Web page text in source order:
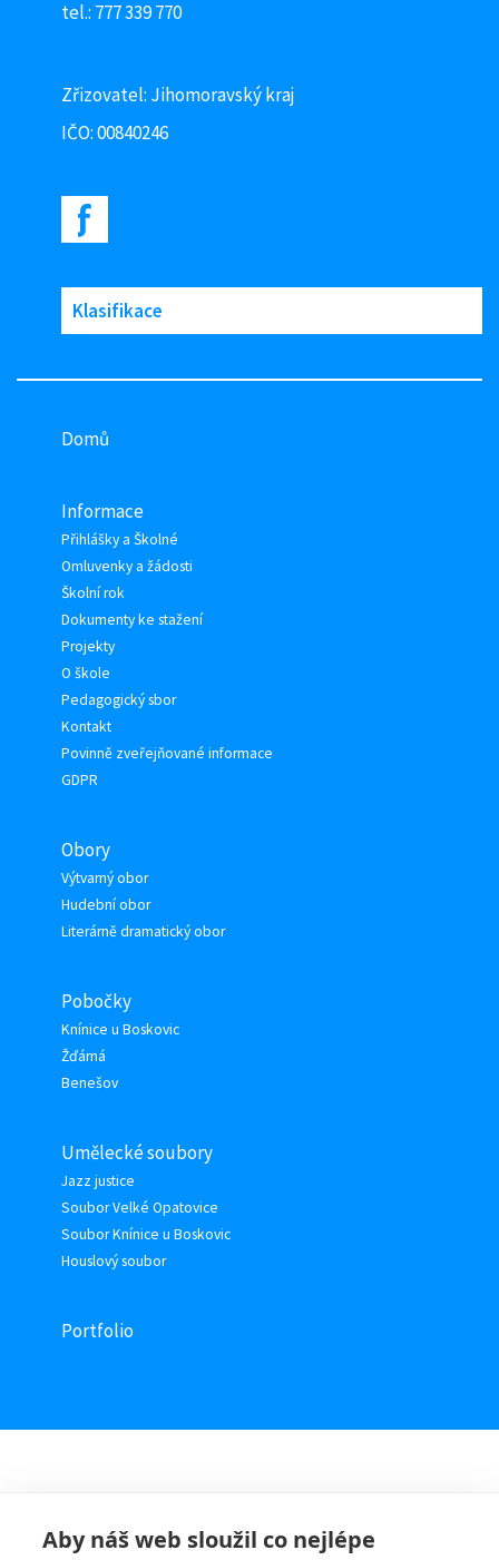
tel.: 777 339 770
Zřizovatel: Jihomoravský kraj
IČO: 00840246
Klasifikace
Domů
Informace
Přihlášky a Školné
Omluvenky a žádosti
Školní rok
Dokumenty ke stažení
Projekty
O škole
Pedagogický sbor
Kontakt
Povinně zveřejňované informace
GDPR
Obory
Výtvarný obor
Hudební obor
Literárně dramatický obor
Pobočky
Knínice u Boskovic
Žďárná
Benešov
Umělecké soubory
Jazz justice
Soubor Velké Opatovice
Soubor Knínice u Boskovic
Houslový soubor
Portfolio
Aby náš web sloužil co nejlépe